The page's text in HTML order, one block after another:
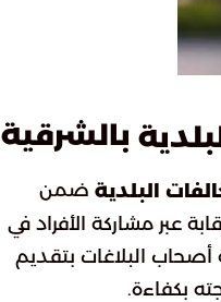
بالشرقية
البلدية ضمن
عبر مشاركة الأفراد في
أصحاب البلاغات بتقديم
بكفاءة.